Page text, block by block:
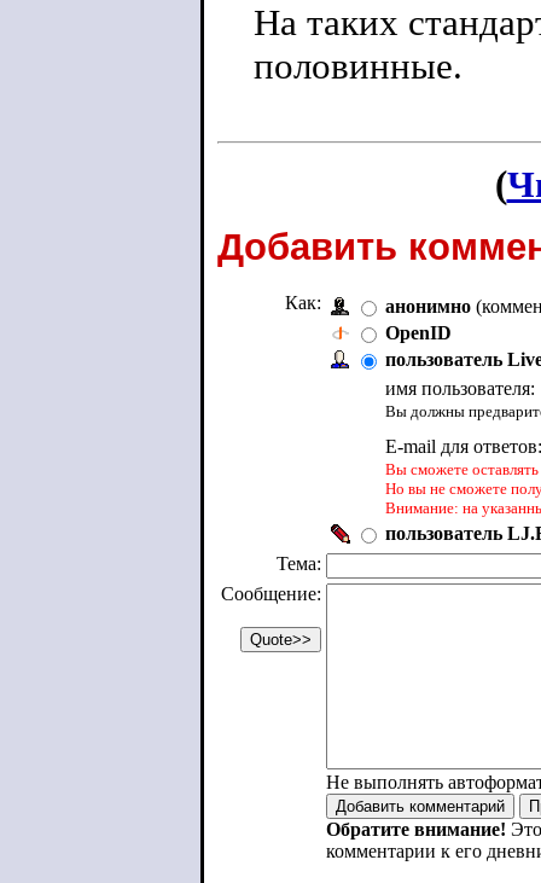
На таких
половинные.
(
Добавить
Как: анонимно
OpenID
пользователь
имя пользователя:
Вы должны
E-mail для
Вы сможете
Но вы не сможете
Внимание: на
пользователь
Тема:
Сообщение:
Не выполнять
Обратите внимание!
комментарии к его